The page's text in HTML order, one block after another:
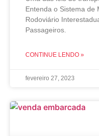
Entenda o Sistema de
Rodoviário
Passageiros.
CONTINUE LENDO »
fevereiro 27, 2023